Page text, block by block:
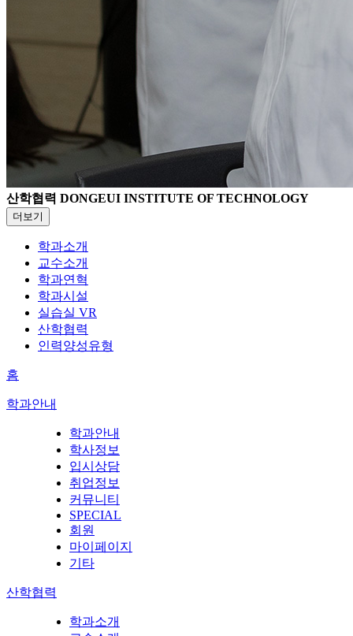
산학협력 DONGEUI INSTITUTE OF TECHNOLOGY
더보기
학과소개
교수소개
학과연혁
학과시설
실습실 VR
산학협력
인력양성유형
홈
학과안내
학과안내
학사정보
입시상담
취업정보
커뮤니티
SPECIAL
회원
마이페이지
기타
산학협력
학과소개